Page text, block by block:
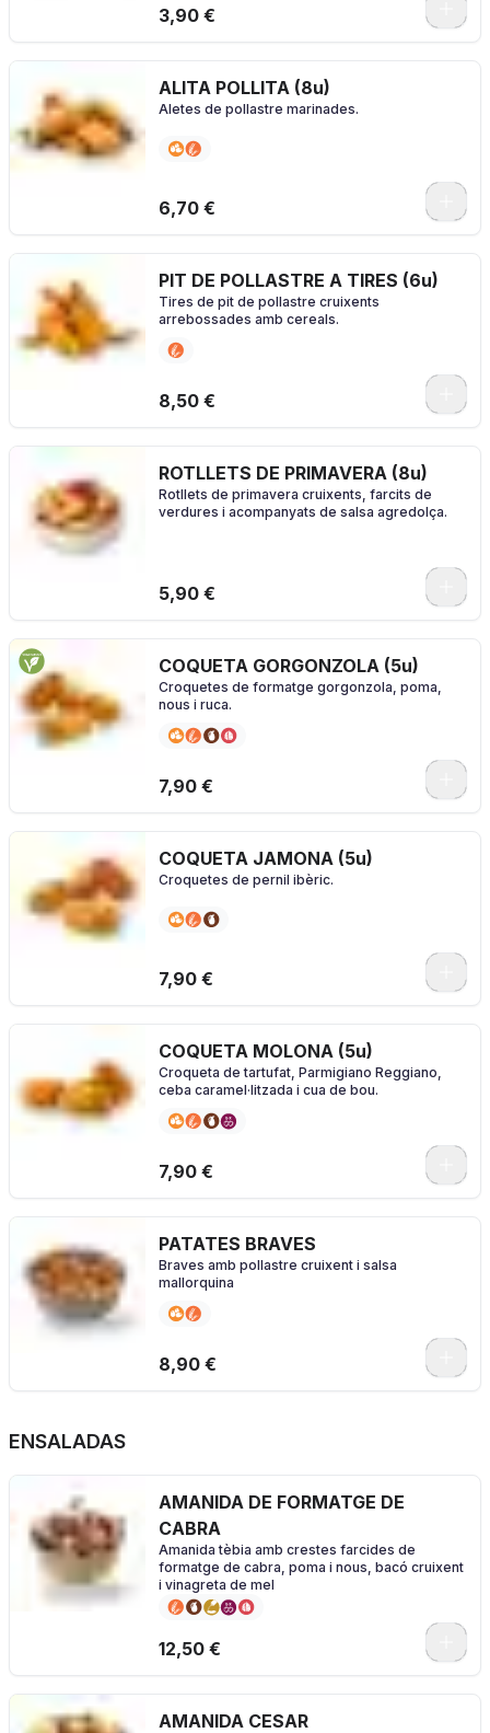
3,90 €
ALITA POLLITA (8u)
Aletes de pollastre marinades.
6,70 €
PIT DE POLLASTRE A TIRES (6u)
Tires de pit de pollastre cruixents
arrebossades amb cereals.
8,50 €
ROTLLETS DE PRIMAVERA (8u)
Rotllets de primavera cruixents, farcits de
verdures i acompanyats de salsa agredolça.
5,90 €
COQUETA GORGONZOLA (5u)
Croquetes de formatge gorgonzola, poma,
nous i ruca.
7,90 €
COQUETA JAMONA (5u)
Croquetes de pernil ibèric.
7,90 €
COQUETA MOLONA (5u)
Croqueta de tartufat, Parmigiano Reggiano,
ceba caramel·litzada i cua de bou.
7,90 €
PATATES BRAVES
Braves amb pollastre cruixent i salsa
mallorquina
8,90 €
ENSALADAS
AMANIDA DE FORMATGE DE
CABRA
Amanida tèbia amb crestes farcides de
formatge de cabra, poma i nous, bacó cruixent
i vinagreta de mel
12,50 €
AMANIDA CESAR